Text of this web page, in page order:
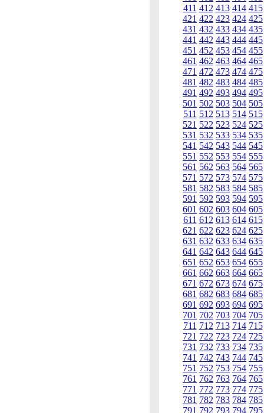
411 412 413 414 415
421 422 423 424 425
431 432 433 434 435
441 442 443 444 445
451 452 453 454 455
461 462 463 464 465
471 472 473 474 475
481 482 483 484 485
491 492 493 494 495
501 502 503 504 505
511 512 513 514 515
521 522 523 524 525
531 532 533 534 535
541 542 543 544 545
551 552 553 554 555
561 562 563 564 565
571 572 573 574 575
581 582 583 584 585
591 592 593 594 595
601 602 603 604 605
611 612 613 614 615
621 622 623 624 625
631 632 633 634 635
641 642 643 644 645
651 652 653 654 655
661 662 663 664 665
671 672 673 674 675
681 682 683 684 685
691 692 693 694 695
701 702 703 704 705
711 712 713 714 715
721 722 723 724 725
731 732 733 734 735
741 742 743 744 745
751 752 753 754 755
761 762 763 764 765
771 772 773 774 775
781 782 783 784 785
791 792 793 794 795